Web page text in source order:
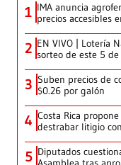
1 IMA anuncia
precios accesibles
2 EN VIVO | Lotería
sorteo de este 5
3 Suben precios de
$0.26 por galón
4 Costa Rica
destrabar litigio
5 Diputados